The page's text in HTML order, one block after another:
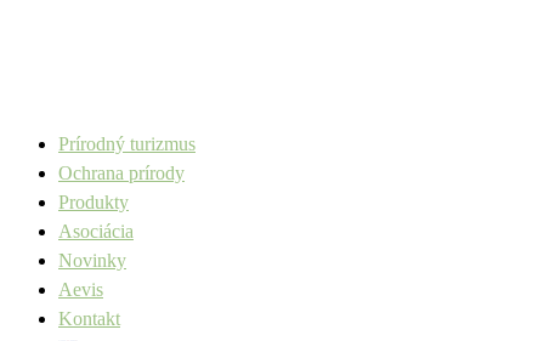
Prírodný turizmus
Ochrana prírody
Produkty
Asociácia
Novinky
Aevis
Kontakt